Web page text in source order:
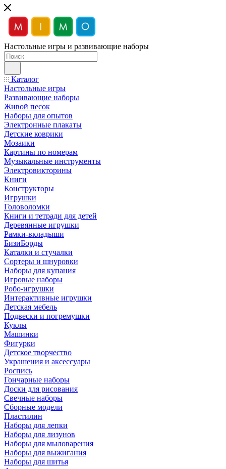
Настольные игры и развивающие наборы
Каталог
Настольные игры
Развивающие наборы
Живой песок
Наборы для опытов
Электронные плакаты
Детские коврики
Мозаики
Картины по номерам
Музыкальные инструменты
Электровикторины
Книги
Конструкторы
Игрушки
Головоломки
Книги и тетради для детей
Деревянные игрушки
Рамки-вкладыши
БизиБорды
Каталки и стучалки
Сортеры и шнуровки
Наборы для купания
Игровые наборы
Робо-игрушки
Интерактивные игрушки
Детская мебель
Подвески и погремушки
Куклы
Машинки
Фигурки
Детское творчество
Украшения и аксессуары
Роспись
Гончарные наборы
Доски для рисования
Свечные наборы
Сборные модели
Пластилин
Наборы для лепки
Наборы для лизунов
Наборы для мыловарения
Наборы для выжигания
Наборы для шитья